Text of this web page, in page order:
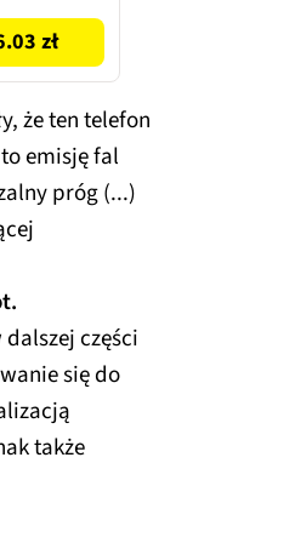
zł
że ten telefon
emisję fal
próg (...)
części
się do
także